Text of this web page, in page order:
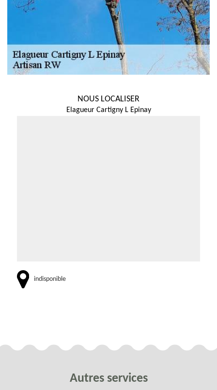
NOUS LOCALISER
Elagueur Cartigny L Epinay
indisponible
Autres services